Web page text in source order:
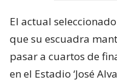
El actual
que su escuadra
pasar a cuartos de
en el Estadio ‘José